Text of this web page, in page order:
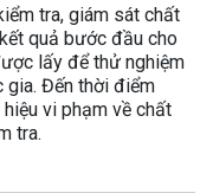
tra, giám sát chất
quả bước đầu cho
lấy để thử nghiệm
gia. Đến thời điểm
vi phạm về chất
tra.